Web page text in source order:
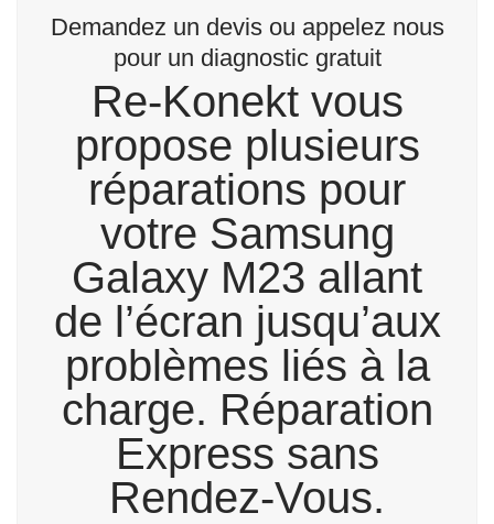
Demandez un devis ou appelez nous
pour un diagnostic gratuit
Re-Konekt vous
propose plusieurs
réparations pour
votre Samsung
Galaxy M23 allant
de l’écran jusqu’aux
problèmes liés à la
charge. Réparation
Express sans
Rendez-Vous.